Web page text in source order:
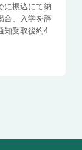
に振込にて納
合、入学を辞
知受取後約4